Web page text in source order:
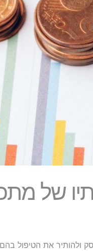
של
את הטיפול בהם